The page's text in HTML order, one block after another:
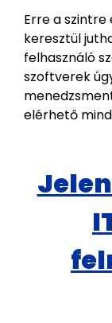
Erre a szintre
keresztül
felhasználó
szoftverek
elérhető